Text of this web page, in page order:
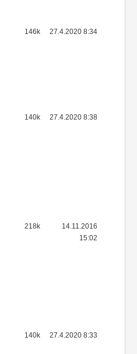
146k 27.4.2020 8:34
140k 27.4.2020 8:38
218k
14.11.2016
15:02
140k 27.4.2020 8:33